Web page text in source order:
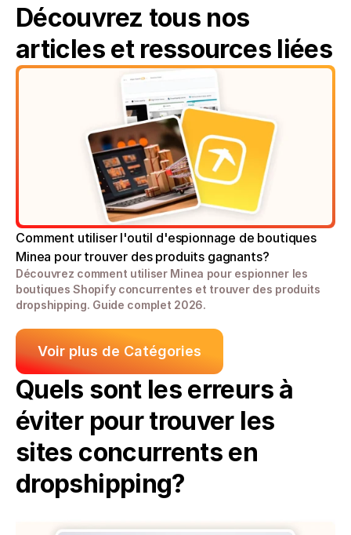
Découvrez tous nos
articles et ressources liées
Comment utiliser l'outil d'espionnage de boutiques
Minea pour trouver des produits gagnants?
Découvrez comment utiliser Minea pour espionner les
boutiques Shopify concurrentes et trouver des produits
dropshipping. Guide complet 2026.
Voir plus de Catégories
Quels sont les erreurs à
éviter pour trouver les
sites concurrents en
dropshipping?